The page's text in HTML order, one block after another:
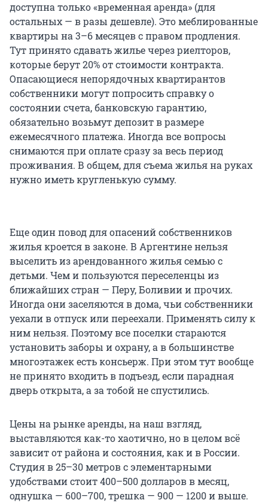
доступна только «временная аренда» (для
остальных — в разы дешевле). Это меблированные
квартиры на 3–6 месяцев с правом продления.
Тут принято сдавать жилье через риелторов,
которые берут 20% от стоимости контракта.
Опасающиеся непорядочных квартирантов
собственники могут попросить справку о
состоянии счета, банковскую гарантию,
обязательно возьмут депозит в размере
ежемесячного платежа. Иногда все вопросы
снимаются при оплате сразу за весь период
проживания. В общем, для съема жилья на руках
нужно иметь кругленькую сумму.
Еще один повод для опасений собственников
жилья кроется в законе. В Аргентине нельзя
выселить из арендованного жилья семью с
детьми. Чем и пользуются переселенцы из
ближайших стран — Перу, Боливии и прочих.
Иногда они заселяются в дома, чьи собственники
уехали в отпуск или переехали. Применять силу к
ним нельзя. Поэтому все поселки стараются
установить заборы и охрану, а в большинстве
многоэтажек есть консьерж. При этом тут вообще
не принято входить в подъезд, если парадная
дверь открыта, а за тобой не спустились.
Цены на рынке аренды, на наш взгляд,
выставляются как-то хаотично, но в целом всё
зависит от района и состояния, как и в России.
Студия в 25–30 метров с элементарными
удобствами стоит 400–500 долларов в месяц,
однушка — 600–700, трешка — 900 — 1200 и выше.